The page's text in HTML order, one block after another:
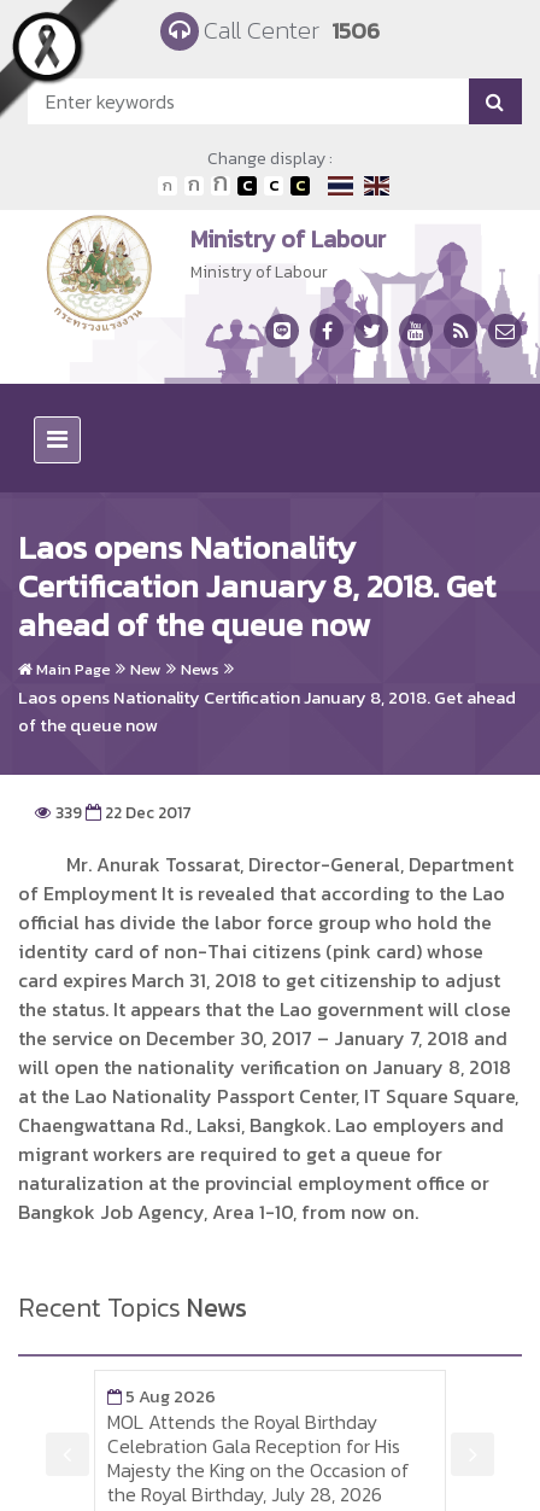
Skip to main content Call Center 1506
Change display :
Ministry of Labour
Ministry of Labour
Laos opens Nationality
Certification January 8, 2018. Get
ahead of the queue now
Main Page New News
Laos opens Nationality Certification January 8, 2018. Get ahead
of the queue now
339 22 Dec 2017
Mr. Anurak Tossarat, Director-General, Department
of Employment It is revealed that according to the Lao
official has divide the labor force group who hold the
identity card of non-Thai citizens (pink card) whose
card expires March 31, 2018 to get citizenship to adjust
the status. It appears that the Lao government will close
the service on December 30, 2017 – January 7, 2018 and
will open the nationality verification on January 8, 2018
at the Lao Nationality Passport Center, IT Square Square,
Chaengwattana Rd., Laksi, Bangkok. Lao employers and
migrant workers are required to get a queue for
naturalization at the provincial employment office or
Bangkok Job Agency, Area 1-10, from now on.
Recent Topics News
5 Aug 2026
MOL Attends the Royal Birthday
Celebration Gala Reception for His
Majesty the King on the Occasion of
the Royal Birthday, July 28, 2026